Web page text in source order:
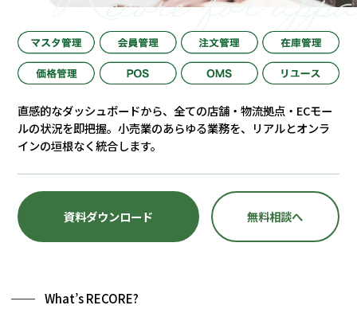
直感的なダッシュボードから、全ての店舗・物流拠点・ECモー
ルの状況を即把握。小売業のあらゆる業務を、リアルとオンラ
インの垣根なく統合します。
無料相談へ
資料ダウンロード
What’s RECORE?